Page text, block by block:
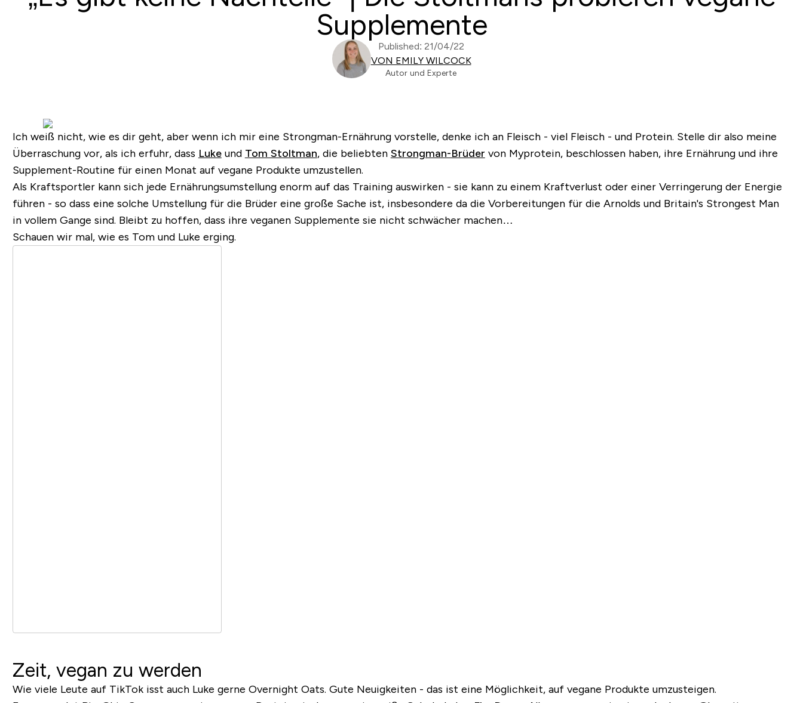
Supplemente
Published: 21/04/22
VON EMILY WILCOCK
Autor und Experte
Ich weiß nicht, wie es dir geht, aber wenn ich mir eine Strongman-Ernährung vorstelle, denke ich an Fleisch - viel Fleisch - und Protein. Stelle dir also meine
Überraschung vor, als ich erfuhr, dass Lukeund Tom Stoltman, die beliebten Strongman-Brüder von Myprotein, beschlossen haben, ihre Ernährung und ihre
Supplement-Routine für einen Monat auf vegane Produkte umzustellen.
Als Kraftsportler kann sich jede Ernährungsumstellung enorm auf das Training auswirken - sie kann zu einem Kraftverlust oder einer Verringerung der Energie
führen - so dass eine solche Umstellung für die Brüder eine große Sache ist, insbesondere da die Vorbereitungen für die Arnolds und Britain's Strongest Man
in vollem Gange sind. Bleibt zu hoffen, dass ihre veganen Supplemente sie nicht schwächer machen…
Schauen wir mal, wie es Tom und Luke erging.
Zeit, vegan zu werden
Wie viele Leute auf TikTok isst auch Luke gerne Overnight Oats. Gute Neuigkeiten - das ist eine Möglichkeit, auf vegane Produkte umzusteigen.